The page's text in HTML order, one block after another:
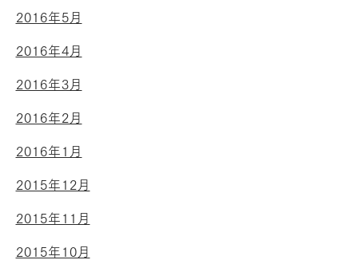
2016年5月
2016年4月
2016年3月
2016年2月
2016年1月
2015年12月
2015年11月
2015年10月